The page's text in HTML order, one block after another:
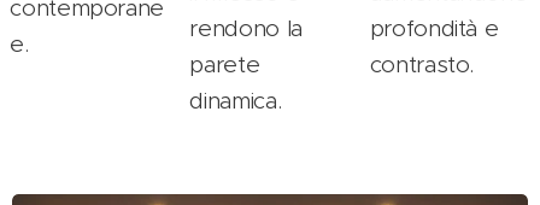
contemporane
e.
rendono la
parete
dinamica.
profondità e
contrasto.